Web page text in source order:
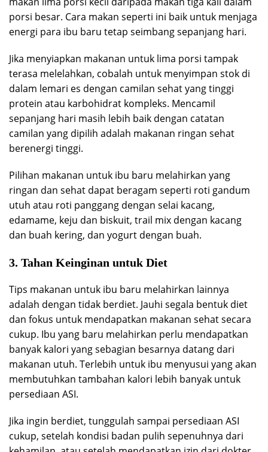
porsi besar. Cara makan seperti ini baik untuk menjaga
energi para ibu baru tetap seimbang sepanjang hari.
Jika menyiapkan makanan untuk lima porsi tampak
terasa melelahkan, cobalah untuk menyimpan stok di
dalam lemari es dengan camilan sehat yang tinggi
protein atau karbohidrat kompleks. Mencamil
sepanjang hari masih lebih baik dengan catatan
camilan yang dipilih adalah makanan ringan sehat
berenergi tinggi.
Pilihan makanan untuk ibu baru melahirkan yang
ringan dan sehat dapat beragam seperti roti gandum
utuh atau roti panggang dengan selai kacang,
edamame, keju dan biskuit, trail mix dengan kacang
dan buah kering, dan yogurt dengan buah.
3. Tahan Keinginan untuk Diet
Tips makanan untuk ibu baru melahirkan lainnya
adalah dengan tidak berdiet. Jauhi segala bentuk diet
dan fokus untuk mendapatkan makanan sehat secara
cukup. Ibu yang baru melahirkan perlu mendapatkan
banyak kalori yang sebagian besarnya datang dari
makanan utuh. Terlebih untuk ibu menyusui yang akan
membutuhkan tambahan kalori lebih banyak untuk
persediaan ASI.
Jika ingin berdiet, tunggulah sampai persediaan ASI
cukup, setelah kondisi badan pulih sepenuhnya dari